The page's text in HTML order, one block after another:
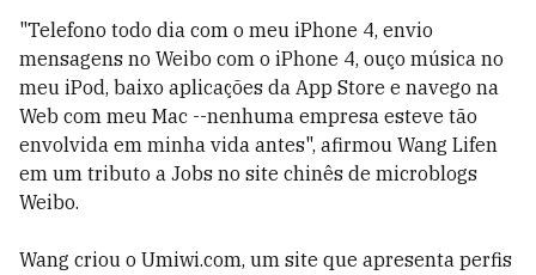
"Telefono todo dia com o meu iPhone 4, envio
mensagens no Weibo com o iPhone 4, ouço música no
meu iPod, baixo aplicações da App Store e navego na
Web com meu Mac --nenhuma empresa esteve tão
envolvida em minha vida antes", afirmou Wang Lifen
em um tributo a Jobs no site chinês de microblogs
Weibo.
Wang criou o Umiwi.com, um site que apresenta perfis